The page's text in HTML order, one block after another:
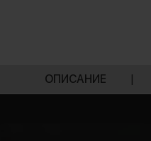
ОПИСАНИЕ |